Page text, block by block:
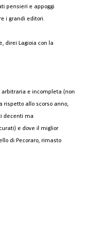
pensieri e appoggi
i grandi editori.
direi Lagioia con la
e incompleta (non
rispetto allo scorso anno,
decenti ma
e dove il miglior
di Pecoraro, rimasto